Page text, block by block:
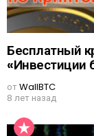
Бесплатный
«Инвестиции
отWallBTC
8 лет назад